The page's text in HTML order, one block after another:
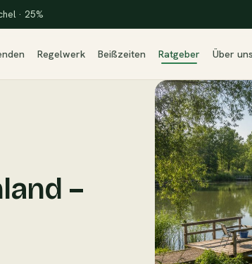
· 25%
Regelwerk Beißzeiten Ratgeber Über uns
–